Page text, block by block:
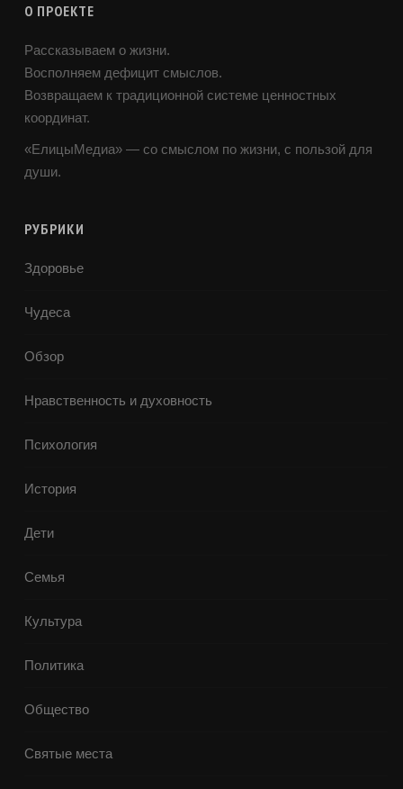
О ПРОЕКТЕ
Рассказываем о жизни.
Восполняем дефицит смыслов.
Возвращаем к традиционной системе ценностных
координат.
«ЕлицыМедиа» — со смыслом по жизни, с пользой для
души.
РУБРИКИ
Здоровье
Чудеса
Обзор
Нравственность и духовность
Психология
История
Дети
Семья
Культура
Политика
Общество
Святые места